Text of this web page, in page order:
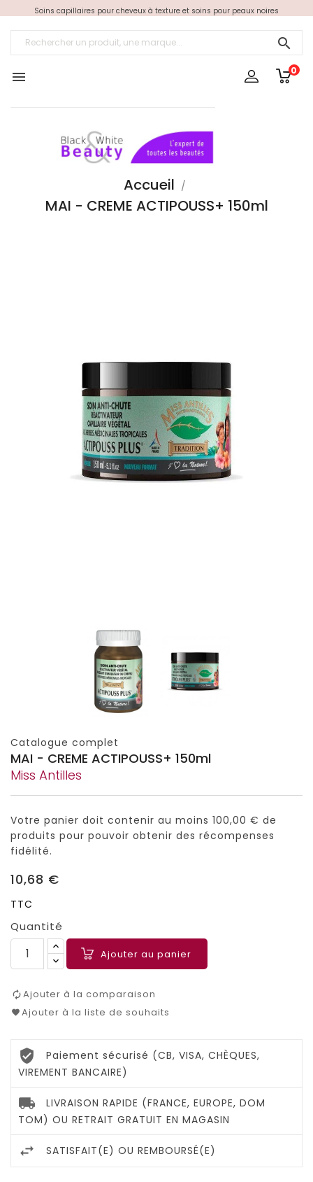
Soins capillaires pour cheveux à texture et soins pour peaux noires

 0
Accueil
MAI - CREME ACTIPOUSS+ 150ml
Catalogue complet
MAI - CREME ACTIPOUSS+ 150ml
Miss Antilles
Votre panier doit contenir au moins 100,00 € de
produits pour pouvoir obtenir des récompenses
fidélité.
10,68 €
TTC
Quantité
Ajouter au panier
Ajouter à la comparaison
Ajouter à la liste de souhaits
Paiement sécurisé (CB, VISA, CHÈQUES,
VIREMENT BANCAIRE)
LIVRAISON RAPIDE (FRANCE, EUROPE, DOM
TOM) OU RETRAIT GRATUIT EN MAGASIN
SATISFAIT(E) OU REMBOURSÉ(E)